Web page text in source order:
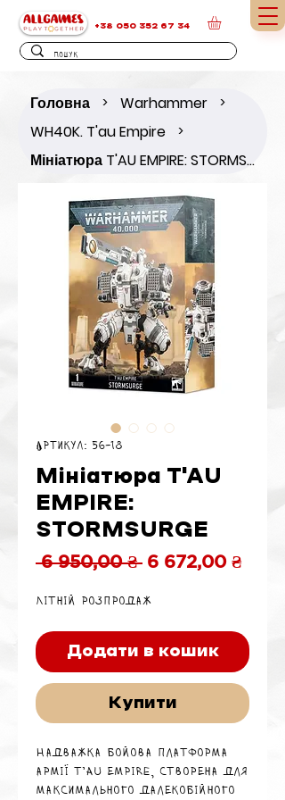
+38 050 352 67 34
Головна > Warhammer >
WH40K. T'au Empire >
Мініатюра T'AU EMPIRE: STORMSURGE
Артикул: 56-18
Мініатюра T'AU
EMPIRE:
STORMSURGE
6 950,00 ₴ Звичайна
6 672,00 ₴За
Літній розпродаж
Додати в кошик
Купити
Надважка бойова платформа
армії T’au Empire, створена для
максимального далекобійного